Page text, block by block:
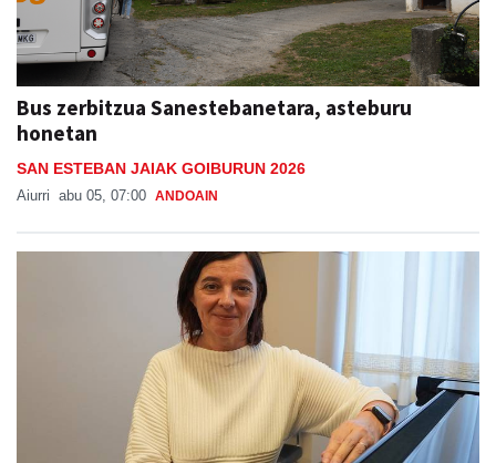
Bus zerbitzua Sanestebanetara, asteburu
honetan
SAN ESTEBAN JAIAK GOIBURUN 2026
Aiurri abu 05, 07:00 ANDOAIN